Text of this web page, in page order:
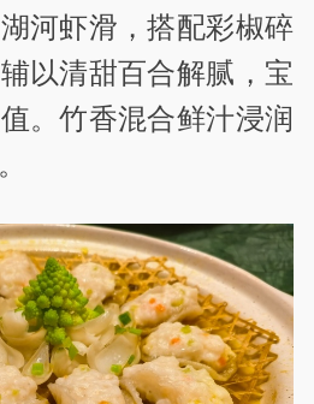
河虾滑，搭配彩椒碎
以清甜百合解腻，宝
。竹香混合鲜汁浸润